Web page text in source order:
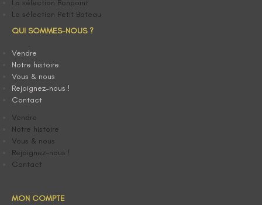
La sélection Bonpoint
La sélection Petit Bateau
QUI SOMMES-NOUS ?
Vendre
Notre histoire
Vous & nous
Rejoignez-nous !
Contact
Vendre
Notre histoire
Vous & nous
Rejoignez-nous !
Contact
MON COMPTE